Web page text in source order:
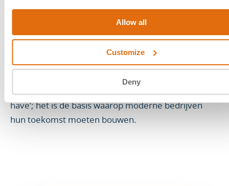
Allow all
Customize
Deny
die zich uitbetaalt in de
overtuiging dat een organisatie, gewapend met de
juiste strategie, niet alleen kan overleven maar ook
kan groeien.
Cyberweerbaarheid is geen luxe of een ‘nice-to-
have’; het is de basis waarop moderne bedrijven
hun toekomst moeten bouwen.